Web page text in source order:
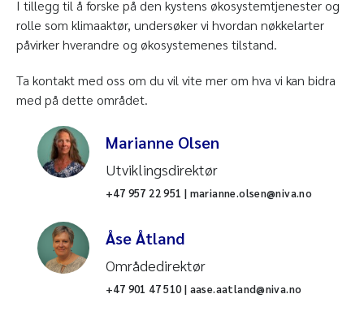
I tillegg til å forske på den kystens økosystemtjenester og
rolle som klimaaktør, undersøker vi hvordan nøkkelarter
påvirker hverandre og økosystemenes tilstand.
Ta kontakt med oss om du vil vite mer om hva vi kan bidra
med på dette området.
Marianne Olsen
Utviklingsdirektør
+47 957 22 951 | marianne.olsen@niva.no
Åse Åtland
Områdedirektør
+47 901 47 510 | aase.aatland@niva.no